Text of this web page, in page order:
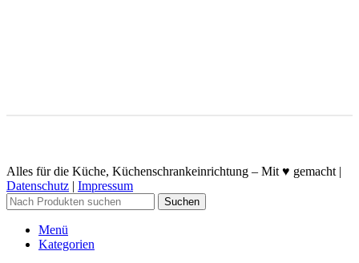
Alles für die Küche, Küchenschrankeinrichtung – Mit ♥ gemacht |
Datenschutz | Impressum
Suchen
Menü
Kategorien